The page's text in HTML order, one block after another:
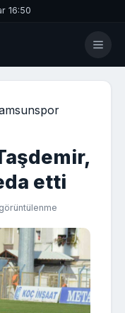
16:50
etti